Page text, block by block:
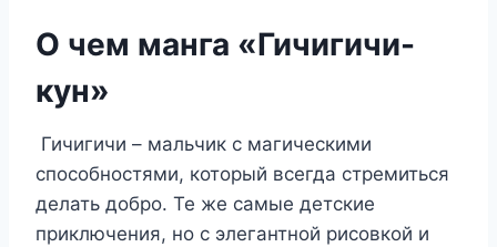
О чем манга «Гичигичи-
кун»
Гичигичи – мальчик с магическими
способностями, который всегда стремиться
делать добро. Те же самые детские
приключения, но с элегантной рисовкой и